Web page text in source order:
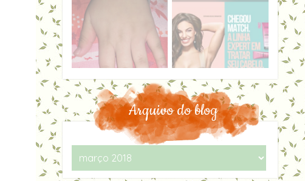
Arquivo do blog